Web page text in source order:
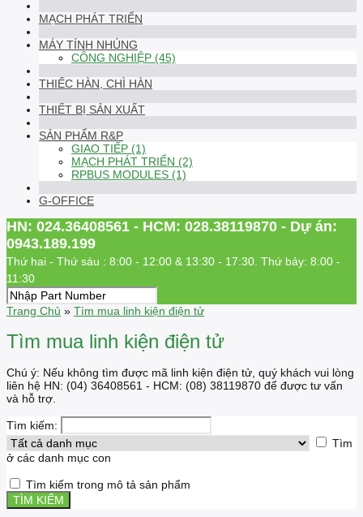
MẠCH PHÁT TRIỂN
MÁY TÍNH NHÚNG
CÔNG NGHIỆP (45)
THIẾC HÀN, CHÌ HÀN
THIẾT BỊ SẢN XUẤT
SẢN PHẨM R&P
GIAO TIẾP (1)
MẠCH PHÁT TRIỂN (2)
RPBUS MODULES (1)
G-OFFICE
HN: 024.36408561 - HCM: 028.38119870 - Dự án:
0943.189.199
Thứ hai - Thứ sáu : 8:00 - 12:00 & 13:30 - 17:30. Thứ bảy: 8:00 -
11:30
Trang Chủ » Tìm mua linh kiện điện tử
Tìm mua linh kiện điện tử
Chú ý: Nếu không tìm được mã linh kiện điện tử, quý khách vui lòng
liên hệ HN: (04) 36408561 - HCM: (08) 38119870 để được tư vấn
và hỗ trợ.
Tìm kiếm:
Tìm
ở các danh mục con
Tìm kiếm trong mô tả sản phẩm